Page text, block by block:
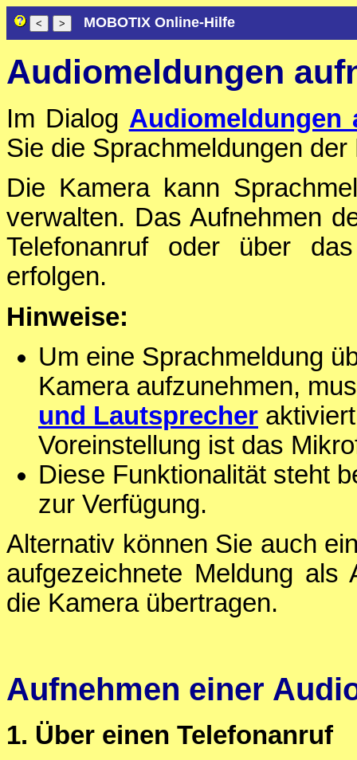
MOBOTIX Online-Hilfe
Audiomeldungen
Im Dialog Audiomeldungen
Sie die Sprachmeldungen
Die Kamera kann
verwalten. Das Aufnehmen
Telefonanruf oder über
erfolgen.
Hinweise:
Um eine Sprachmeldung
Kamera aufzunehmen,
und Lautsprecher
Voreinstellung ist das
Diese Funktionalität steht
zur Verfügung.
Alternativ können Sie auch
aufgezeichnete Meldung als
die Kamera übertragen.
Aufnehmen einer
1. Über einen Telefonanruf